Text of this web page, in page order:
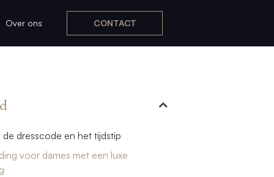
Over ons CONTACT
de dresscode en het tijdstip
voor dames met een luxe